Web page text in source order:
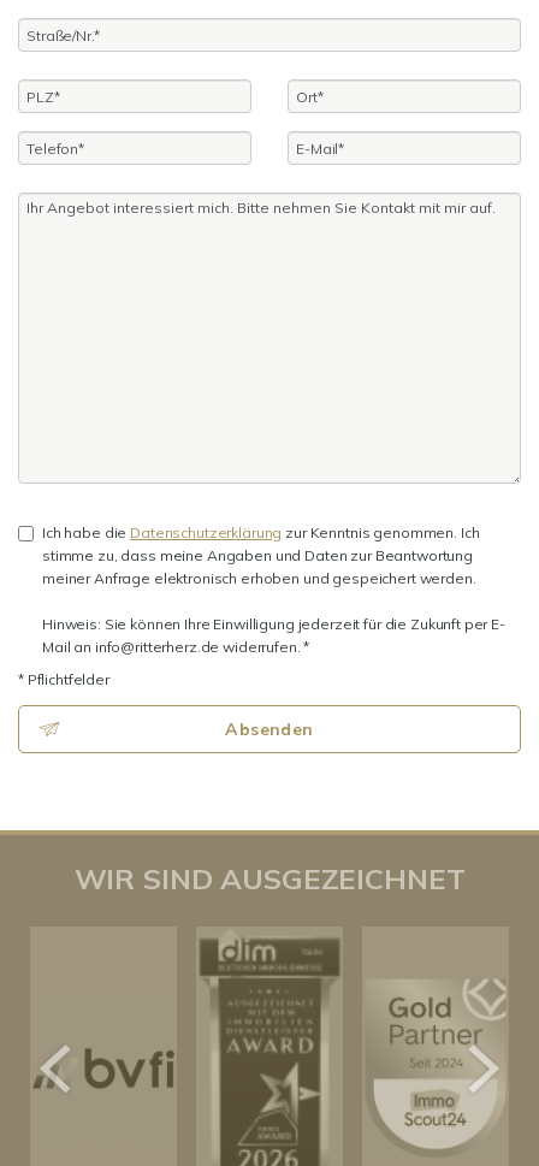
Ich habe die Datenschutzerklärung zur Kenntnis genommen. Ich
stimme zu, dass meine Angaben und Daten zur Beantwortung
meiner Anfrage elektronisch erhoben und gespeichert werden.
Hinweis: Sie können Ihre Einwilligung jederzeit für die Zukunft per E-
Mail an info@ritterherz.de widerrufen. *
* Pflichtfelder
Absenden
WIR SIND AUSGEZEICHNET